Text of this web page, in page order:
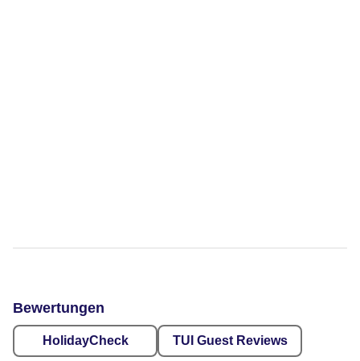
Bewertungen
HolidayCheck TUI Guest Reviews